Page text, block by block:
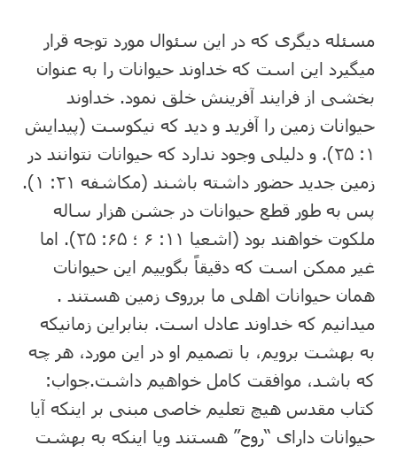
مسئله دیگری که در این سئوال مورد توجه قرار
می⁯گیرد این است که خداوند حیوانات را به عنوان
بخشی از فرایند آفرینش خلق نمود. خداوند
حیوانات زمین را آفرید و دید که نیکوست (پیدایش
۱: ۲۵). و دلیلی وجود ندارد که حیوانات نتوانند در
زمین جدید حضور داشته باشند (مکاشفه ۲۱: ۱).
پس به طور قطع حیوانات در جشن هزار ساله
ملکوت خواهند بود (اشعیا ۱۱: ۶ ؛ ۶۵: ۲۵). اما
غیر ممکن است که دقیقاً بگوییم این حیوانات
همان حیوانات اهلی ما برروی زمین هستند .
می⁯دانیم که خداوند عادل است. بنابراین زمانیکه
به بهشت برویم، با تصمیم او در این مورد، هر چه
که باشد، موافقت کامل خواهیم داشت.جواب:
کتاب مقدس هیچ تعلیم خاصی مبنی بر اینکه آیا
حیوانات دارای “روح” هستند ویا اینکه به بهشت